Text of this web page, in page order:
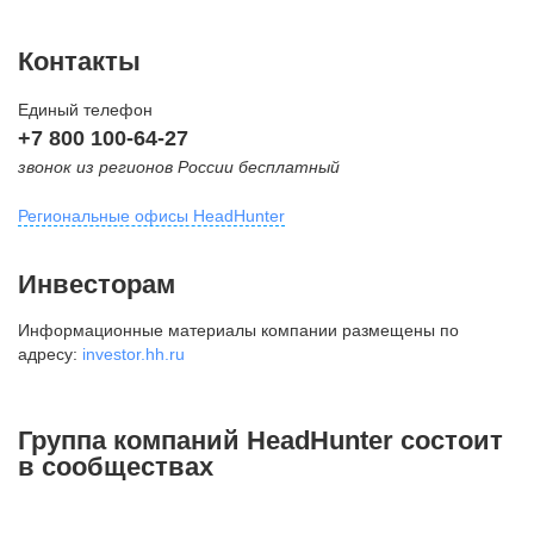
Контакты
Единый телефон
+7 800 100-64-27
звонок из регионов России бесплатный
Региональные офисы HeadHunter
внутригородская территория
Муниципальный округ Тверской,
2-я Брестская ул., д. 48,
+7 495 980-64-27
Инвесторам
Информационные материалы компании размещены по
адресу: investor.hh.ru
Группа компаний HeadHunter состоит
в сообществах